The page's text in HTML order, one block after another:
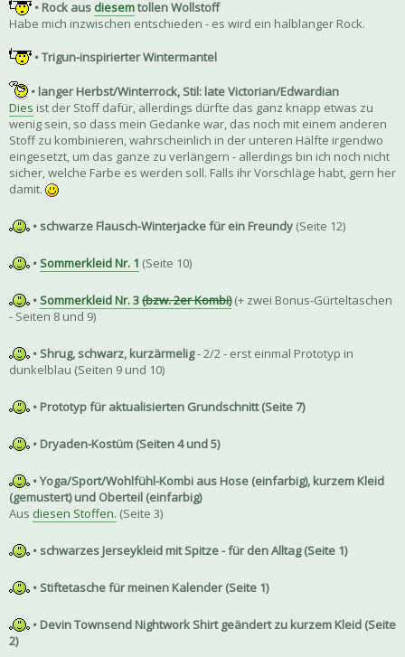
• Rock aus diesemtollen Wollstoff
Habe mich inzwischen entschieden - es wird ein halblanger Rock.
• Trigun-inspirierter Wintermantel
• langer Herbst/Winterrock, Stil: late Victorian/Edwardian
Dies ist der Stoff dafür, allerdings dürfte das ganz knapp etwas zu
wenig sein, so dass mein Gedanke war, das noch mit einem anderen
Stoff zu kombinieren, wahrscheinlich in der unteren Hälfte irgendwo
eingesetzt, um das ganze zu verlängern - allerdings bin ich noch nicht
sicher, welche Farbe es werden soll. Falls ihr Vorschläge habt, gern her
damit.
• schwarze Flausch-Winterjacke für ein Freundy (Seite 12)
•Sommerkleid Nr. 1 (Seite 10)
•Sommerkleid Nr. 3(bzw. 2er Kombi)(+ zwei Bonus-Gürteltaschen
- Seiten 8 und 9)
• Shrug, schwarz, kurzärmelig- 2/2 - erst einmal Prototyp in
dunkelblau (Seiten 9 und 10)
• Prototyp für aktualisierten Grundschnitt (Seite 7)
• Dryaden-Kostüm (Seiten 4 und 5)
• Yoga/Sport/Wohlfühl-Kombi aus Hose (einfarbig), kurzem Kleid
(gemustert) und Oberteil (einfarbig)
Aus diesen Stoffen. (Seite 3)
• schwarzes Jerseykleid mit Spitze - für den Alltag (Seite 1)
• Stiftetasche für meinen Kalender (Seite 1)
• Devin Townsend Nightwork Shirt geändert zu kurzem Kleid (Seite
2)